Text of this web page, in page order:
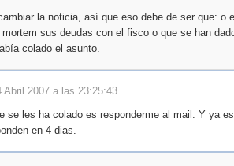
la noticia, así que eso debe de ser que: o
mortem sus deudas con el fisco o que se han
colado el asunto.
Abril 2007 a las 23:25:43
se les ha colado es responderme al mail. Y ya
en 4 dias.